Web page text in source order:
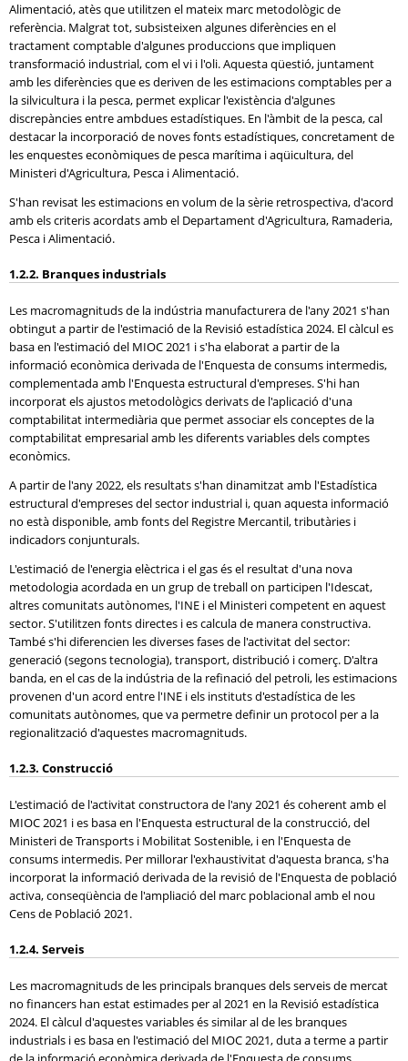
Alimentació, atès que utilitzen el mateix marc metodològic de
referència. Malgrat tot, subsisteixen algunes diferències en el
tractament comptable d'algunes produccions que impliquen
transformació industrial, com el vi i l'oli. Aquesta qüestió, juntament
amb les diferències que es deriven de les estimacions comptables per a
la silvicultura i la pesca, permet explicar l'existència d'algunes
discrepàncies entre ambdues estadístiques. En l'àmbit de la pesca, cal
destacar la incorporació de noves fonts estadístiques, concretament de
les enquestes econòmiques de pesca marítima i aqüicultura, del
Ministeri d'Agricultura, Pesca i Alimentació.
S'han revisat les estimacions en volum de la sèrie retrospectiva, d'acord
amb els criteris acordats amb el Departament d'Agricultura, Ramaderia,
Pesca i Alimentació.
1.2.2. Branques industrials
Les macromagnituds de la indústria manufacturera de l'any 2021 s'han
obtingut a partir de l'estimació de la Revisió estadística 2024. El càlcul es
basa en l'estimació del MIOC 2021 i s'ha elaborat a partir de la
informació econòmica derivada de l'Enquesta de consums intermedis,
complementada amb l'Enquesta estructural d'empreses. S'hi han
incorporat els ajustos metodològics derivats de l'aplicació d'una
comptabilitat intermediària que permet associar els conceptes de la
comptabilitat empresarial amb les diferents variables dels comptes
econòmics.
A partir de l'any 2022, els resultats s'han dinamitzat amb l'Estadística
estructural d'empreses del sector industrial i, quan aquesta informació
no està disponible, amb fonts del Registre Mercantil, tributàries i
indicadors conjunturals.
L'estimació de l'energia elèctrica i el gas és el resultat d'una nova
metodologia acordada en un grup de treball on participen l'Idescat,
altres comunitats autònomes, l'INE i el Ministeri competent en aquest
sector. S'utilitzen fonts directes i es calcula de manera constructiva.
També s'hi diferencien les diverses fases de l'activitat del sector:
generació (segons tecnologia), transport, distribució i comerç. D'altra
banda, en el cas de la indústria de la refinació del petroli, les estimacions
provenen d'un acord entre l'INE i els instituts d'estadística de les
comunitats autònomes, que va permetre definir un protocol per a la
regionalització d'aquestes macromagnituds.
1.2.3. Construcció
L'estimació de l'activitat constructora de l'any 2021 és coherent amb el
MIOC 2021 i es basa en l'Enquesta estructural de la construcció, del
Ministeri de Transports i Mobilitat Sostenible, i en l'Enquesta de
consums intermedis. Per millorar l'exhaustivitat d'aquesta branca, s'ha
incorporat la informació derivada de la revisió de l'Enquesta de població
activa, conseqüència de l'ampliació del marc poblacional amb el nou
Cens de Població 2021.
1.2.4. Serveis
Les macromagnituds de les principals branques dels serveis de mercat
no financers han estat estimades per al 2021 en la Revisió estadística
2024. El càlcul d'aquestes variables és similar al de les branques
industrials i es basa en l'estimació del MIOC 2021, duta a terme a partir